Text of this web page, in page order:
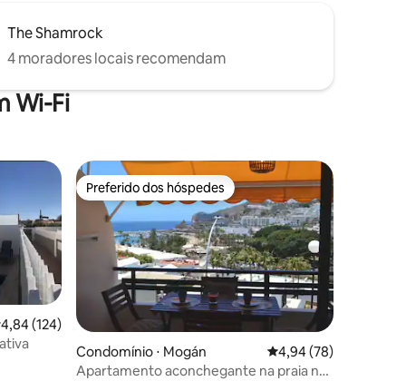
The Shamrock
4 moradores locais recomendam
Wi-Fi
de uma avaliação média de 5, 124 avaliações
4,84 (124)
Preferido dos hóspedes
Preferido dos hóspedes
Condomínio ⋅ Mogán 4,94 de uma
4,94 (78)
Apartamento aconchegante na praia no